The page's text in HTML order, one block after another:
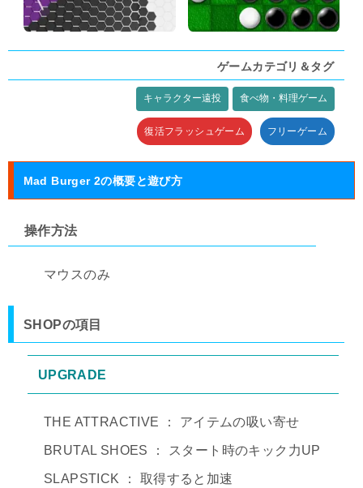
ゲームカテゴリ＆タグ
キャラクター遠投 食べ物・料理ゲーム
復活フラッシュゲーム フリーゲーム
Mad Burger 2の概要と遊び方
操作方法
マウスのみ
SHOPの項目
UPGRADE
THE ATTRACTIVE ： アイテムの吸い寄せ
BRUTAL SHOES ： スタート時のキック力UP
SLAPSTICK ： 取得すると加速